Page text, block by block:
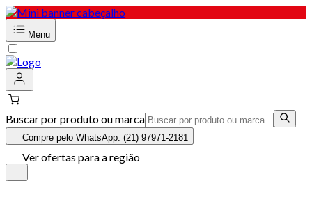
Menu
Buscar por produto ou marca
Compre pelo WhatsApp: (21) 97971-2181
Ver ofertas para a região